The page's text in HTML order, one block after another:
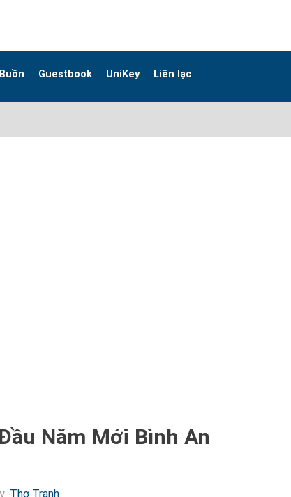
Guestbook UniKey Liên lạc
Năm Mới Bình An
Thơ Tranh